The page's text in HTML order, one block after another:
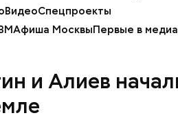
ВидеоСпецпроекты
Афиша МосквыПервые в
и Алиев